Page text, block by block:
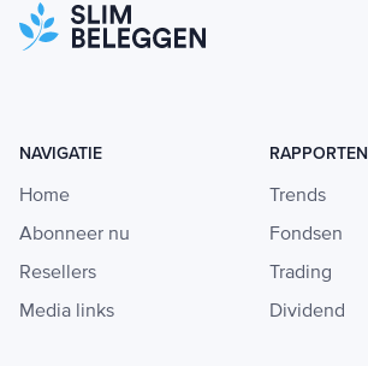
NAVIGATIE
Home
Abonneer nu
Resellers
Media links
RAPPORTEN
Trends
Fondsen
Trading
Dividend